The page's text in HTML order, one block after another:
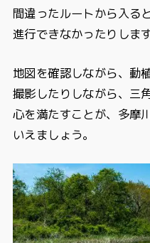
間違ったルートから入る
進行できなかったりします
地図を確認しながら、動
撮影したりしながら、三
心を満たすことが、多摩
いえましょう。